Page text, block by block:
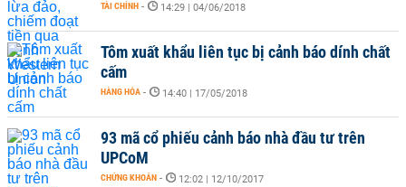
TÀI CHÍNH - 14:29 | 04/06/2018
Tôm xuất khẩu liên tục bị cảnh báo dính chất
cấm
HÀNG HÓA - 14:40 | 17/05/2018
93 mã cổ phiếu cảnh báo nhà đầu tư trên
UPCoM
CHỨNG KHOÁN - 12:02 | 12/10/2017